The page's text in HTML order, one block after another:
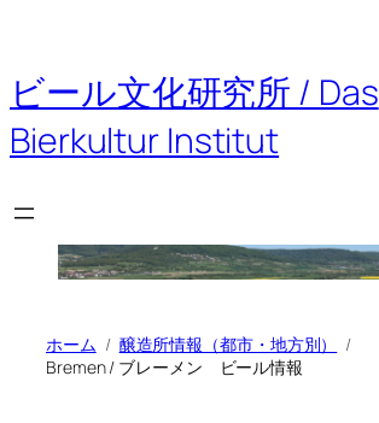
ビール文化研究所 / Das
Bierkultur Institut
ホーム
醸造所情報（都市・地方別）
Bremen / ブレーメン ビール情報